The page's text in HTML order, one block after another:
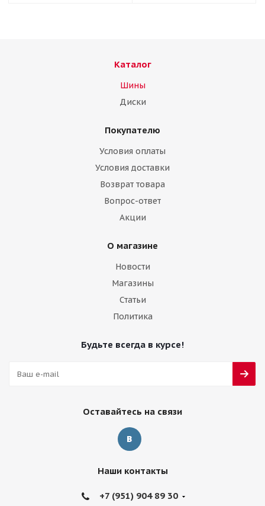
Каталог
Шины
Диски
Покупателю
Условия оплаты
Условия доставки
Возврат товара
Вопрос-ответ
Акции
О магазине
Новости
Магазины
Статьи
Политика
Будьте всегда в курсе!
Оставайтесь на связи
Наши контакты
+7 (951) 904 89 30